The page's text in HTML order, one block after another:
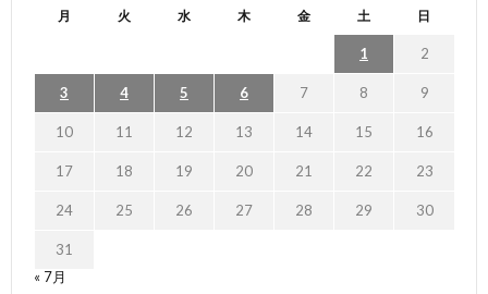
月 火 水 木 金 土 日
1 2
3 4 5 6 7 8 9
10 11 12 13 14 15 16
17 18 19 20 21 22 23
24 25 26 27 28 29 30
31
« 7月